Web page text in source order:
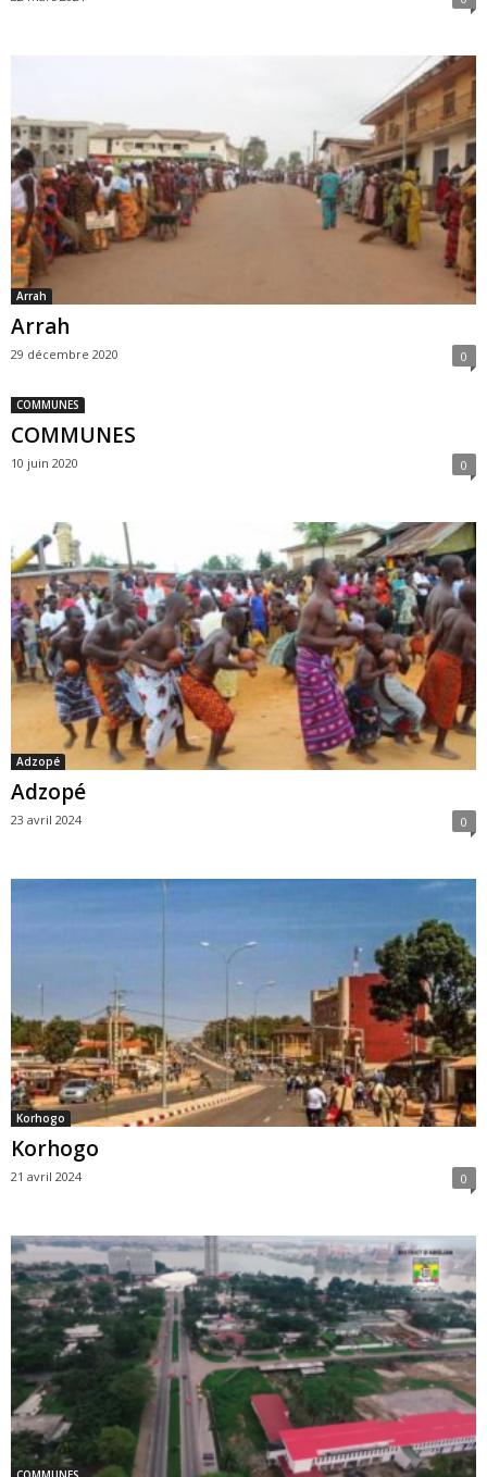
Arrah
Arrah
29 décembre 2020 0
COMMUNES
COMMUNES
10 juin 2020 0
Adzopé
Adzopé
23 avril 2024 0
Korhogo
Korhogo
21 avril 2024 0